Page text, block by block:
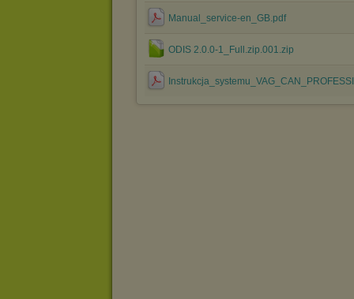
Manual_service-en_GB.pdf
ODIS 2.0.0-1_Full.zip.001.zip